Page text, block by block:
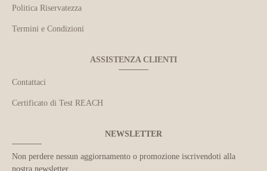
Politica Riservatezza
Termini e Condizioni
ASSISTENZA CLIENTI
Contattaci
Certificato di Test REACH
NEWSLETTER
Non perdere nessun aggiornamento o promozione iscrivendoti alla
nostra newsletter.